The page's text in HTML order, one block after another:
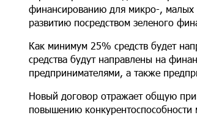
финансированию для микро-, малых
развитию посредством зеленого
Как минимум 25% средств будет
средства будут направлены на
предпринимателями, а также
Новый договор отражает общую
повышению